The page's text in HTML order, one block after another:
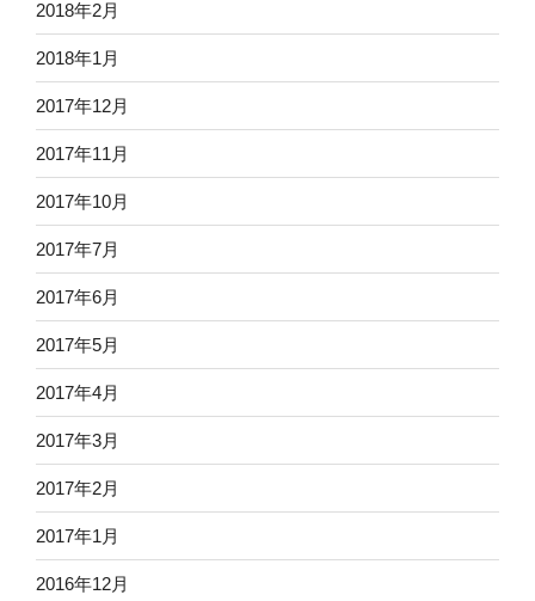
2018年2月
2018年1月
2017年12月
2017年11月
2017年10月
2017年7月
2017年6月
2017年5月
2017年4月
2017年3月
2017年2月
2017年1月
2016年12月